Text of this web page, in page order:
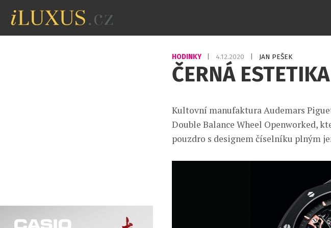
HODINKY 4.12.2020 JAN PEŠEK
ČERNÁ ESTETIKA
Kultovní manufaktura Audemars
Double Balance Wheel Openworked,
pouzdro s designem číselníku plným